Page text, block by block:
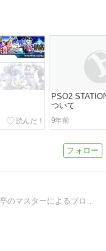
PSO2
ついて
9年前
PSO２ Ship８の小規模チーム 灯影亭のマスターによるブログです